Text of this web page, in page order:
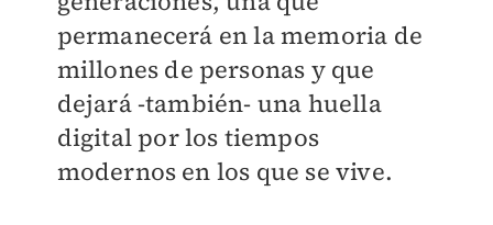
permanecerá en la memoria de
millones de personas y que
dejará -también- una huella
digital por los tiempos
modernos en los que se vive.